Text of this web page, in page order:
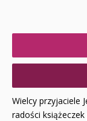
Wielcy przyjaciele
radości